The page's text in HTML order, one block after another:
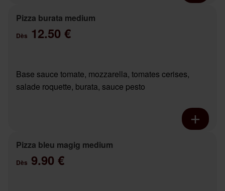
Pizza burata medium
Dès 12.50 €
Base sauce tomate, mozzarella, tomates cerises,
salade roquette, burata, sauce pesto
Pizza bleu magig medium
Dès 9.90 €